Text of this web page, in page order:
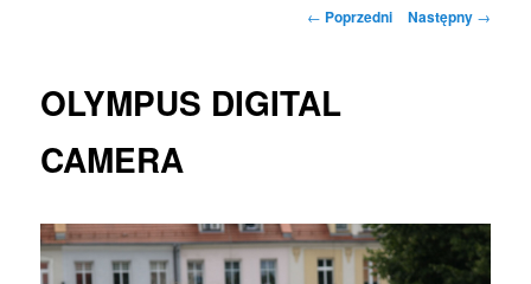
Nawigacja
← Poprzedni Następny →
OLYMPUS DIGITAL
CAMERA